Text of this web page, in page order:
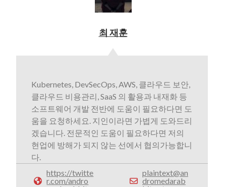
최 재훈
Kubernetes, DevSecOps, AWS, 클라우드 보안,
클라우드 비용관리, SaaS 의 활용과 내재화 등
소프트웨어 개발 전반에 도움이 필요하다면 도
움을 요청하세요. 지인이라면 가볍게 도와드리
겠습니다. 전문적인 도움이 필요하다면 저의
현업에 방해가 되지 않는 선에서 협의가능합니
다.
https://twitte
r.com/andro
plaintext@an
dromedarab